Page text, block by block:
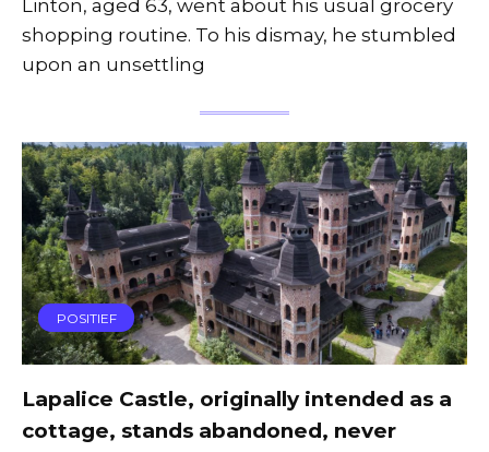
Linton, aged 63, went about his usual grocery
shopping routine. To his dismay, he stumbled
upon an unsettling
POSITIEF
Lapalice Castle, originally intended as a
cottage, stands abandoned, never